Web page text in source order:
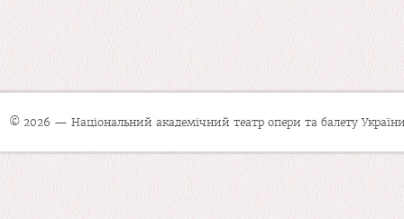
© 2026 — Національний академічний театр опери та балету